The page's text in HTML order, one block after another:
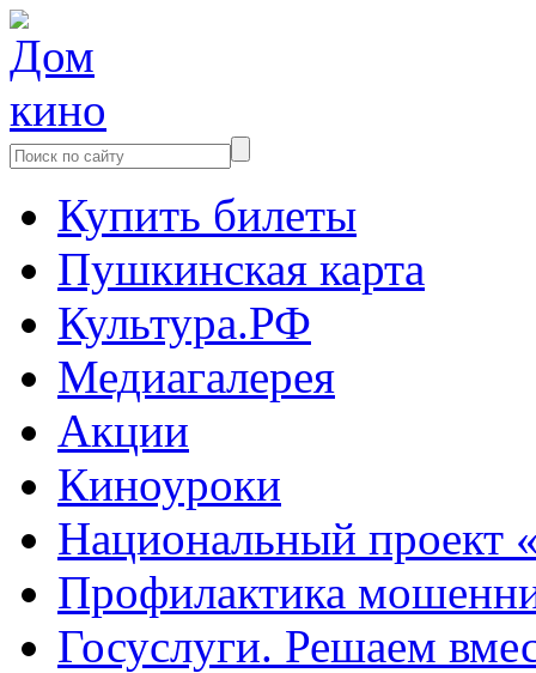
Купить билеты
Пушкинская карта
Культура.РФ
Медиагалерея
Акции
Киноуроки
Национальный проект
Профилактика
Госуслуги. Решаем